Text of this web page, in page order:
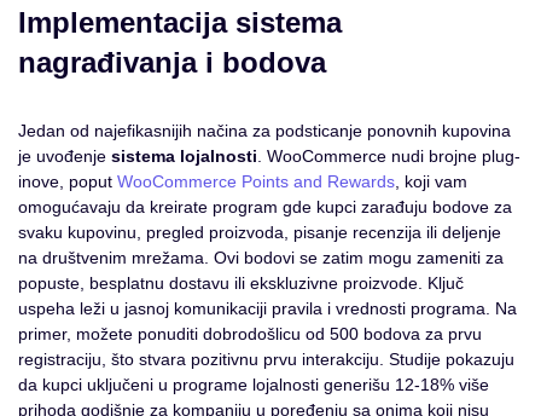
Implementacija sistema
nagrađivanja i bodova
Jedan od najefikasnijih načina za podsticanje ponovnih kupovina
je uvođenje sistema lojalnosti . WooCommerce nudi brojne plug-
inove, poput WooCommerce Points and Rewards , koji vam
omogućavaju da kreirate program gde kupci zarađuju bodove za
svaku kupovinu, pregled proizvoda, pisanje recenzija ili deljenje
na društvenim mrežama. Ovi bodovi se zatim mogu zameniti za
popuste, besplatnu dostavu ili ekskluzivne proizvode. Ključ
uspeha leži u jasnoj komunikaciji pravila i vrednosti programa. Na
primer, možete ponuditi dobrodošlicu od 500 bodova za prvu
registraciju, što stvara pozitivnu prvu interakciju. Studije pokazuju
da kupci uključeni u programe lojalnosti generišu 12-18% više
prihoda godišnje za kompaniju u poređenju sa onima koji nisu